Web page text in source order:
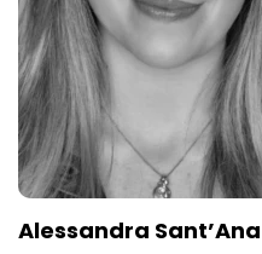
Alessandra Sant’Ana